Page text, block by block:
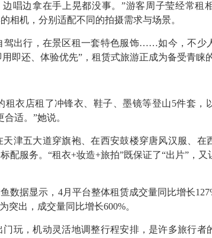
唱边拿在手上晃都没事。”游客周子莹经常租
相机，分别适配不同的拍摄需求与场景。
出行，在景区租一套特色服饰……如今，不少
即还、体验优先”，租赁式旅游正成为备受青睐
衣店租了冲锋衣、鞋子、墨镜等登山5件套，
适。”她说。
五大道穿旗袍、在西安鼓楼穿唐风汉服、在
服务。“租衣+妆造+旅拍”既保证了“出片”，又
据显示，4月平台整体租赁成交量同比增长
突出，成交量同比增长600%。
，机动灵活地调整行程安排，是许多旅行者